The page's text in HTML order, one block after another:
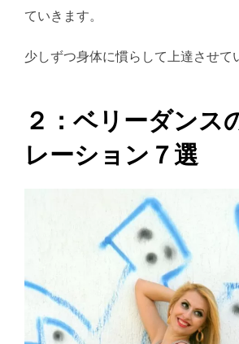
ていきます。
少しずつ身体に慣らして上達させて
２：ベリーダンス
レーション７選